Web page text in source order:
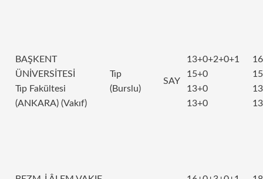
BAŞKENT
ÜNİVERSİTESİ
Tıp Fakültesi
(ANKARA) (Vakıf)
Tıp
(Burslu)
SAY
13+0+2+0+1
15+0
13+0
13+0
16
15
13
13